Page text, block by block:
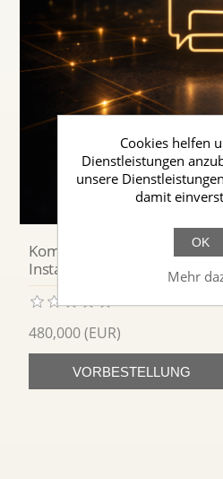
Kommunikations- und
Instanzen
480,000 (EUR)
VORBESTELLUNG
Cookies helfen
Dienstleistungen
unsere
damit
OK
Mehr